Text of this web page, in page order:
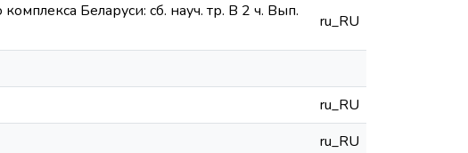
Беларуси: сб. науч. тр. В 2 ч. Вып.
ru_RU
ru_RU
ru_RU